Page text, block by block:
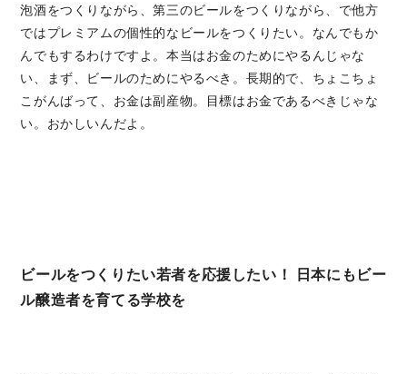
泡酒をつくりながら、第三のビールをつくりながら、で他方
ではプレミアムの個性的なビールをつくりたい。なんでもか
んでもするわけですよ。本当はお金のためにやるんじゃな
い、まず、ビールのためにやるべき。長期的で、ちょこちょ
こがんばって、お金は副産物。目標はお金であるべきじゃな
い。おかしいんだよ。
ビールをつくりたい若者を応援したい！ 日本にもビー
ル醸造者を育てる学校を